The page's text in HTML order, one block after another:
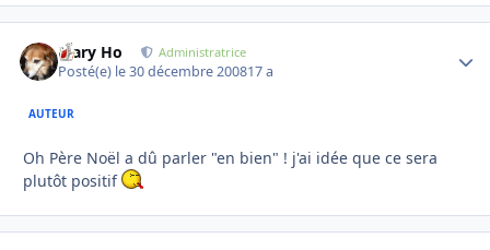
Mary Ho Administratrice
Posté(e) le 30 décembre 200817 a
AUTEUR
Oh Père Noël a dû parler "en bien" ! j'ai idée que ce sera
plutôt positif